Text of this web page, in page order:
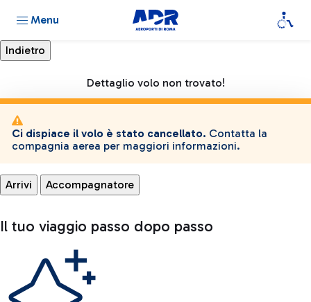
Menu
Dettaglio volo non trovato!
Ci dispiace il volo è stato cancellato. Contatta la
compagnia aerea per maggiori informazioni.
Arrivi Accompagnatore
Il tuo viaggio passo dopo passo